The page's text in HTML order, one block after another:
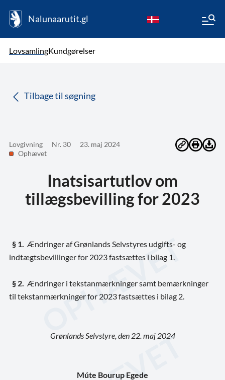
Nalunaarutit.gl
LovsamlingKundgørelser
Tilbage til søgning
Lovgivning Nr. 30
23. maj 2024
Ophævet
Inatsisartutlov om
tillægsbevilling for 2023
§ 1.
Ændringer af Grønlands Selvstyres udgifts- og
indtægtsbevillinger for 2023 fastsættes i bilag 1.
§ 2. Ændringer i tekstanmærkninger samt bemærkninger
til tekstanmærkninger for 2023 fastsættes i bilag 2.
Grønlands Selvstyre, den 22. maj 2024
Múte Bourup Egede